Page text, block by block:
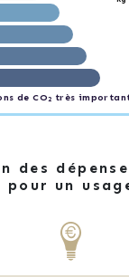
de CO2 très
des
pour un